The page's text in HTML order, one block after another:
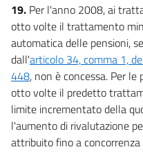
19. Per l'anno 2008, ai
otto volte il trattamento
automatica delle pensioni,
dall'articolo 34, comma 1,
448, non è concessa. Per
otto volte il predetto
limite incrementato della
l'aumento di rivalutazione
attribuito fino a